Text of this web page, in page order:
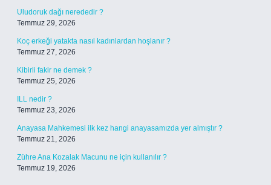
Uludoruk dağı nerededir ?
Temmuz 29, 2026
Koç erkeği yatakta nasıl kadınlardan hoşlanır ?
Temmuz 27, 2026
Kibirli fakir ne demek ?
Temmuz 25, 2026
ILL nedir ?
Temmuz 23, 2026
Anayasa Mahkemesi ilk kez hangi anayasamızda yer almıştır ?
Temmuz 21, 2026
Zühre Ana Kozalak Macunu ne için kullanılır ?
Temmuz 19, 2026